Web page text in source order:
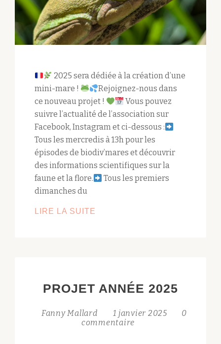
2025 sera dédiée à la création d’une
mini-mare !
Rejoignez-nous dans
ce nouveau projet !
Vous pouvez
suivre l’actualité de l’association sur
Facebook, Instagram et ci-dessous :
Tous les mercredis à 13h pour les
épisodes de biodiv’mares et découvrir
des informations scientifiques sur la
faune et la flore.
Tous les premiers
dimanches du
LIRE LA SUITE
PROJET ANNÉE 2025
Fanny Mallard 1 janvier 2025
0
commentaire